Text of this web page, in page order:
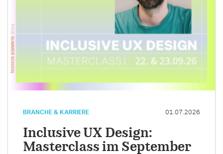
BRANCHE & KARRIERE 01.07.2026
Inclusive UX Design:
Masterclass im September